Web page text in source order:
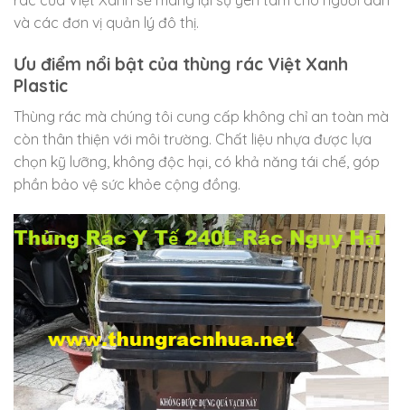
và các đơn vị quản lý đô thị.
Ưu điểm nổi bật của thùng rác Việt Xanh
Plastic
Thùng rác mà chúng tôi cung cấp không chỉ an toàn mà
còn thân thiện với môi trường. Chất liệu nhựa được lựa
chọn kỹ lưỡng, không độc hại, có khả năng tái chế, góp
phần bảo vệ sức khỏe cộng đồng.